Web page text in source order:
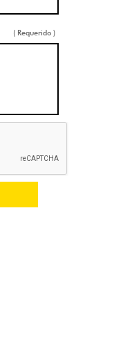
( Requerido )